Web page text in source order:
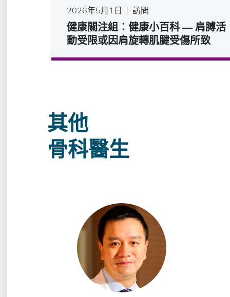
2026年5月1日 訪問
健康關注組︰健康小百科 — 肩膊活
動受限或因肩旋轉肌腱受傷所致
其他
骨科醫生